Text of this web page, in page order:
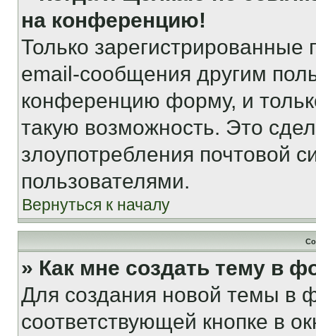
на конференцию!
Только зарегистрированные
email-сообщения другим
конференцию форму, и
такую возможность. Это
злоупотребления почтовой
пользователями.
Вернуться к началу
» Как мне создать тему в
Для создания новой темы в
соответствующей кнопке в